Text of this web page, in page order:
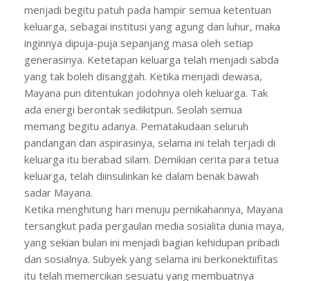
menjadi begitu patuh pada hampir semua ketentuan
keluarga, sebagai institusi yang agung dan luhur, maka
inginnya dipuja-puja sepanjang masa oleh setiap
generasinya. Ketetapan keluarga telah menjadi sabda
yang tak boleh disanggah. Ketika menjadi dewasa,
Mayana pun ditentukan jodohnya oleh keluarga. Tak
ada energi berontak sedikitpun. Seolah semua
memang begitu adanya. Pematakudaan seluruh
pandangan dan aspirasinya, selama ini telah terjadi di
keluarga itu berabad silam. Demikian cerita para tetua
keluarga, telah diinsulinkan ke dalam benak bawah
sadar Mayana.
Ketika menghitung hari menuju pernikahannya, Mayana
tersangkut pada pergaulan media sosialita dunia maya,
yang sekian bulan ini menjadi bagian kehidupan pribadi
dan sosialnya. Subyek yang selama ini berkonektiifitas
itu telah memercikan sesuatu yang membuatnya